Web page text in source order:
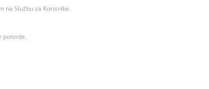
na Službu za Korisnike.
potvrde.